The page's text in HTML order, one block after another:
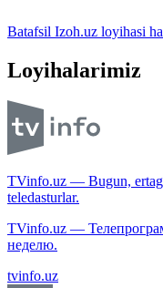
Batafsil Izoh.uz loyihasi
Loyihalarimiz
TVinfo.uz — Bugun,
teledasturlar.
TVinfo.uz —
неделю.
tvinfo.uz